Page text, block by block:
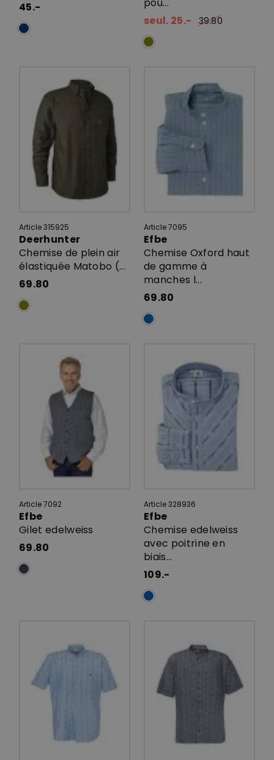
45.-
pou...
seul. 25.-
39.80
Article 315925
Deerhunter
Chemise de plein air
élastiquée Matobo (...
69.80
Article 7095
Efbe
Chemise Oxford haut
de gamme à
manches l...
69.80
Article 7092
Efbe
Gilet edelweiss
69.80
Article 328936
Efbe
Chemise edelweiss
avec poitrine en
biais...
109.-